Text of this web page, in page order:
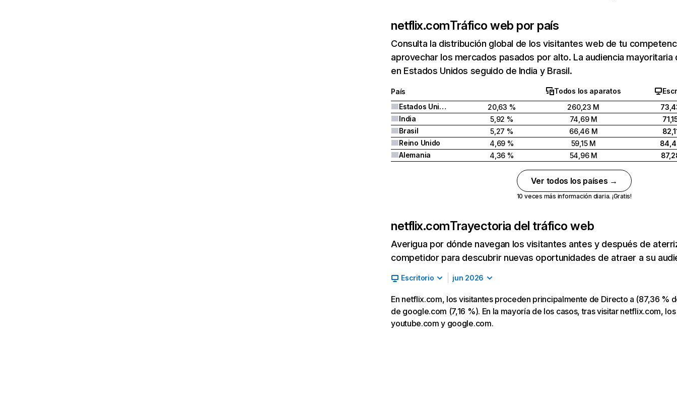
netflix.comTráfico web por país
Consulta la distribución global de los visitantes web de tu
aprovechar los mercados pasados por alto. La audiencia
en Estados Unidos seguido de India y Brasil.
País Todos los aparatos
Estados Unidos
20,63 % 260,23 M
India
5,92 % 74,69 M
Brasil
5,27 % 66,46 M
Reino Unido
4,69 % 59,15 M
Alemania
4,36 % 54,96 M
Ver todos los países →
10 veces más información diaria. ¡Gratis!
netflix.comTrayectoria del tráfico web
Averigua por dónde navegan los visitantes antes y después de
competidor para descubrir nuevas oportunidades de atraer a su
Escritorio jun 2026
En netflix.com, los visitantes proceden principalmente de Directo a (87,36 %
de google.com (7,16 %). En la mayoría de los casos, tras visitar netflix.com,
youtube.com y google.com.